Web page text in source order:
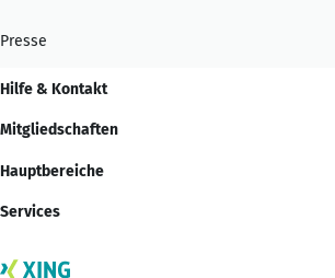
Presse
Hilfe & Kontakt
Mitgliedschaften
Hauptbereiche
Services